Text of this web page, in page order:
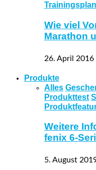
Trainingsplan
Wie viel
Marathon
26. April 2016
Produkte
Alles
Produkttest
Weitere
fenix 6-
5. August